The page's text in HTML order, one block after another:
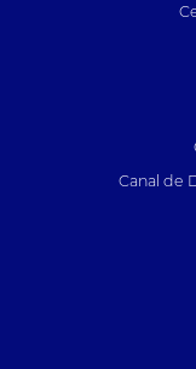
Canal de